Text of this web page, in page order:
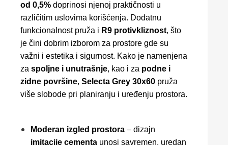
od 0,5% doprinosi njenoj praktičnosti u
različitim uslovima korišćenja. Dodatnu
funkcionalnost pruža i R9 protivkliznost, što
je čini dobrim izborom za prostore gde su
važni i estetika i sigurnost. Kako je namenjena
za spoljne i unutrašnje, kao i za podne i
zidne površine, Selecta Grey 30x60 pruža
više slobode pri planiranju i uređenju prostora.
Moderan izgled prostora – dizajn
imitacije cementa unosi savremen, uredan